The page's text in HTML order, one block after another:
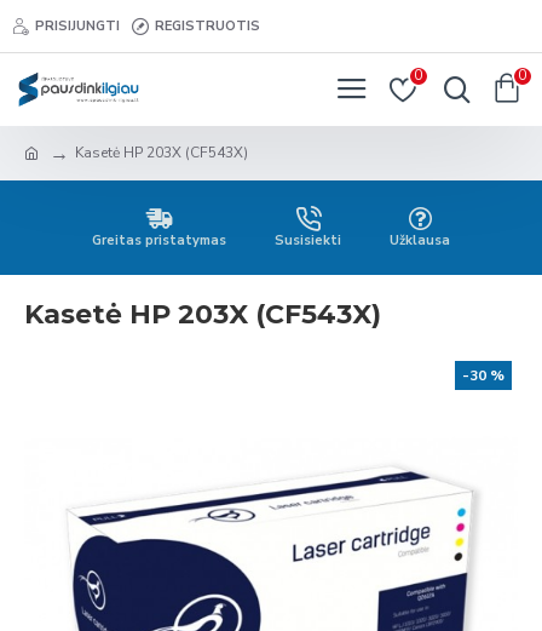
PRISIJUNGTI REGISTRUOTIS
0 0
Kasetė HP 203X (CF543X)
Greitas pristatymas Susisiekti Užklausa
Kasetė HP 203X (CF543X)
-30 %